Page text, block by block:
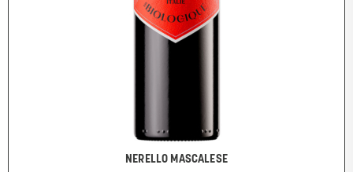
NERELLO MASCALESE